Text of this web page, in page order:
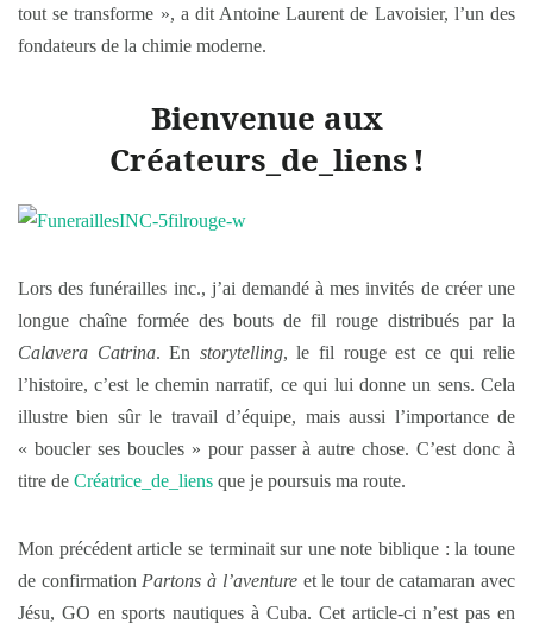
tout se transforme », a dit Antoine Laurent de Lavoisier, l’un des
fondateurs de la chimie moderne.
Bienvenue aux
Créateurs_de_liens!
Lors des funérailles inc., j’ai demandé à mes invités de créer une
longue chaîne formée des bouts de fil rouge distribués par la
Calavera Catrina. En storytelling, le fil rouge est ce qui relie
l’histoire, c’est le chemin narratif, ce qui lui donne un sens. Cela
illustre bien sûr le travail d’équipe, mais aussi l’importance de
« boucler ses boucles » pour passer à autre chose. C’est donc à
titre de Créatrice_de_liens que je poursuis ma route.
Mon précédent article se terminait sur une note biblique : la toune
de confirmation Partons à l’aventureet le tour de catamaran avec
Jésu, GO en sports nautiques à Cuba. Cet article-ci n’est pas en